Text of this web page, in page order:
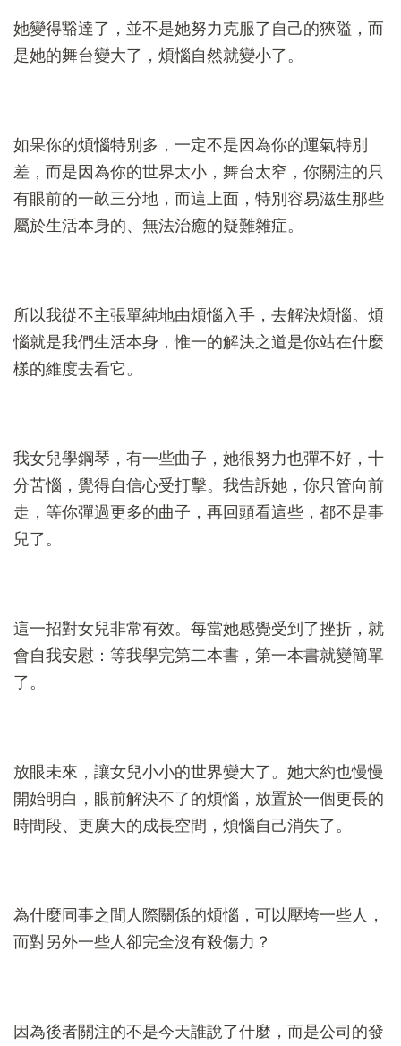
她變得豁達了，並不是她努力克服了自己的狹隘，而
是她的舞台變大了，煩惱自然就變小了。
如果你的煩惱特別多，一定不是因為你的運氣特別
差，而是因為你的世界太小，舞台太窄，你關注的只
有眼前的一畝三分地，而這上面，特別容易滋生那些
屬於生活本身的、無法治癒的疑難雜症。
所以我從不主張單純地由煩惱入手，去解決煩惱。煩
惱就是我們生活本身，惟一的解決之道是你站在什麼
樣的維度去看它。
我女兒學鋼琴，有一些曲子，她很努力也彈不好，十
分苦惱，覺得自信心受打擊。我告訴她，你只管向前
走，等你彈過更多的曲子，再回頭看這些，都不是事
兒了。
這一招對女兒非常有效。每當她感覺受到了挫折，就
會自我安慰：等我學完第二本書，第一本書就變簡單
了。
放眼未來，讓女兒小小的世界變大了。她大約也慢慢
開始明白，眼前解決不了的煩惱，放置於一個更長的
時間段、更廣大的成長空間，煩惱自己消失了。
為什麼同事之間人際關係的煩惱，可以壓垮一些人，
而對另外一些人卻完全沒有殺傷力？
因為後者關注的不是今天誰說了什麼，而是公司的發